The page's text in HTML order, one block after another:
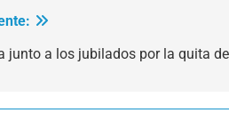
junto a los jubilados por la quita